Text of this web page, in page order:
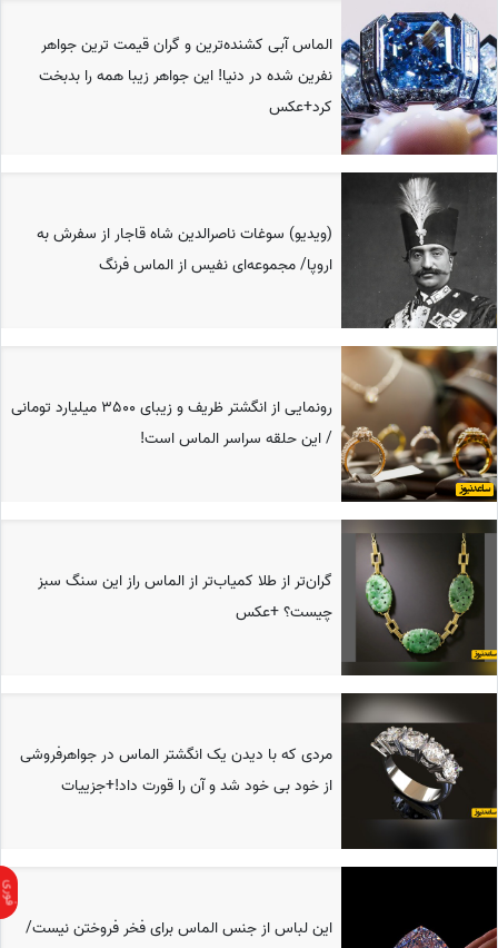
الماس آبی کشنده‌ترین و گران قیمت ترین جواهر
نفرین شده در دنیا! این جواهر زیبا همه را بدبخت
کرد+عکس
(ویدیو) سوغات ناصرالدین شاه قاجار از سفرش به
اروپا/ مجموعه‌ای نفیس از الماس فرنگ
رونمایی از انگشتر ظریف و زیبای 3500 میلیارد تومانی
/ این حلقه سراسر الماس است!
گران‌تر از طلا کمیاب‌تر از الماس راز این سنگ سبز
چیست؟ +عکس
مردی که با دیدن یک انگشتر الماس در جواهرفروشی
از خود بی خود شد و آن را قورت داد!+جزییات
این لباس از جنس الماس برای فخر فروختن نیست/